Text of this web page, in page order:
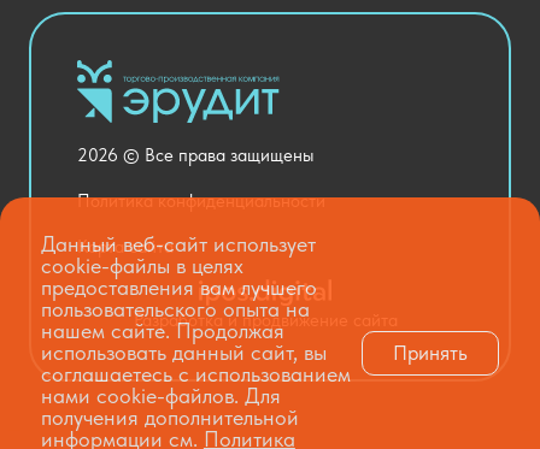
Оснащение кабинетов
Медицинский кабинет
Национальные проекты
2026 © Все права защищены
Политика конфиденциальности
Карта сайта
Разработка и продвижение сайта
Данный веб-сайт использует
cookie-файлы в целях
предоставления вам лучшего
пользовательского опыта на
нашем сайте. Продолжая
использовать данный сайт, вы
соглашаетесь с использованием
нами cookie-файлов. Для
получения дополнительной
информации см. Политика
Принять